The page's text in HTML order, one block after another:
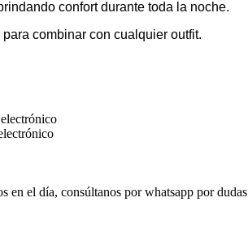
confortdurante toda la noche.
combinar con cualquier outfit.
en el día, consúltanos por whatsapp por dudas